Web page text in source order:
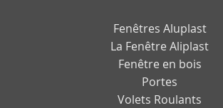
Fenêtres Aluplast
La Fenêtre Aliplast
Fenêtre en bois
Portes
Volets Roulants